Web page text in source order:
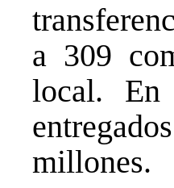
a 309
local.
millones.